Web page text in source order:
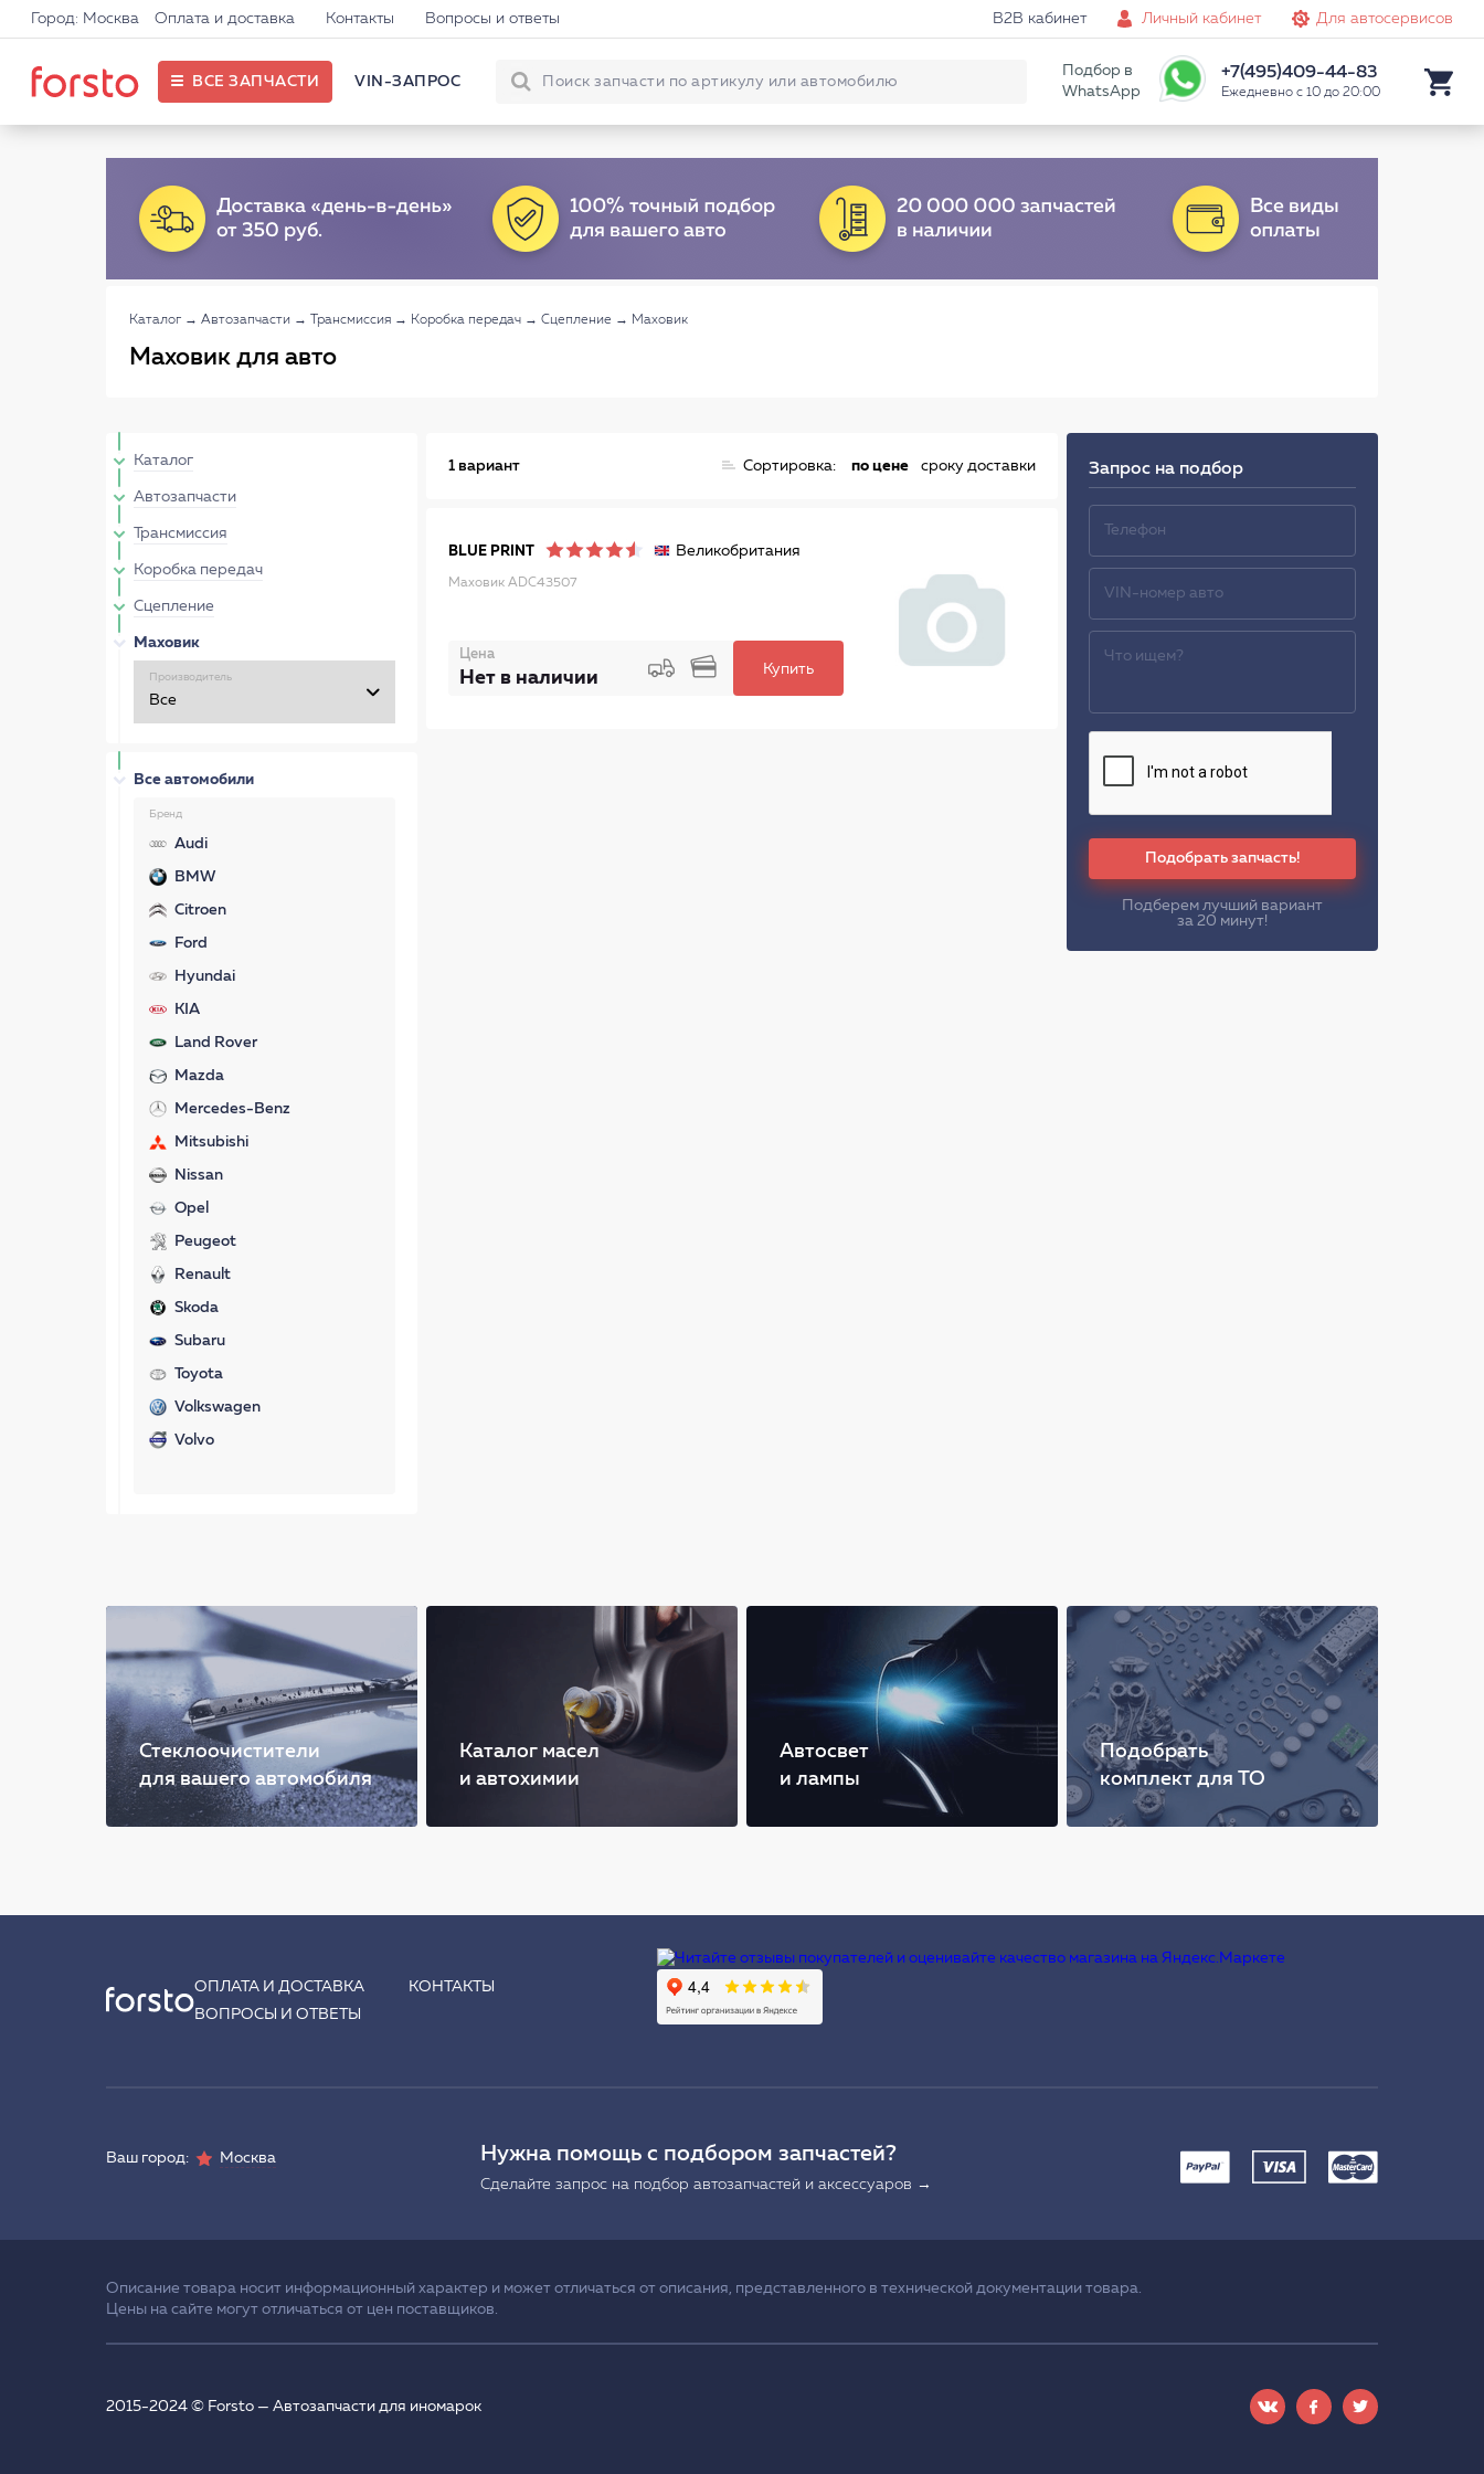
Город: Москва Оплата и доставка Контакты Вопросы и ответы B2B кабинет Личный кабинет Для автосервисов
ВСЕ ЗАПЧАСТИ VIN-ЗАПРОС
Подбор в
WhatsApp
+7(495)409-44-83
Ежедневно с 10 до 20:00
Каталог → Автозапчасти → Трансмиссия → Коробка передач → Сцепление → Маховик
Маховик для авто
Каталог
Автозапчасти
Трансмиссия
Коробка передач
Сцепление
Маховик
Производитель
Все автомобили
Бренд
Audi
BMW
Citroen
Ford
Hyundai
KIA
Land Rover
Mazda
Mercedes-Benz
Mitsubishi
Nissan
Opel
Peugeot
Renault
Skoda
Subaru
Toyota
Volkswagen
Volvo
1 вариант Сортировка: по цене сроку доставки
BLUE PRINT Великобритания
Маховик ADC43507
Цена
Нет в наличии Купить
Запрос на подбор
Подобрать запчасть!
Подберем лучший вариант
за 20 минут!
Стеклоочистители
для вашего автомобиля
Каталог масел
и автохимии
Автосвет
и лампы
Подобрать
комплект для ТО
ОПЛАТА И ДОСТАВКА
КОНТАКТЫ
ВОПРОСЫ И ОТВЕТЫ
Ваш город: Москва Нужна помощь с подбором запчастей?
Сделайте запрос на подбор автозапчастей и аксессуаров →
Описание товара носит информационный характер и может отличаться от описания, представленного в технической документации товара.
Цены на сайте могут отличаться от цен поставщиков.
2015-2024 © Forsto — Автозапчасти для иномарок